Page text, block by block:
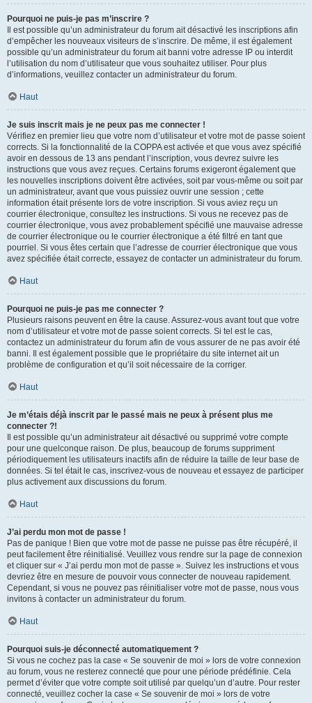
Pourquoi ne puis-je pas m’inscrire ?
Il est possible qu’un administrateur du forum ait désactivé les inscriptions afin
d’empêcher les nouveaux visiteurs de s’inscrire. De même, il est également
possible qu’un administrateur du forum ait banni votre adresse IP ou interdit
l’utilisation du nom d’utilisateur que vous souhaitez utiliser. Pour plus
d’informations, veuillez contacter un administrateur du forum.
Haut
Je suis inscrit mais je ne peux pas me connecter !
Vérifiez en premier lieu que votre nom d’utilisateur et votre mot de passe soient
corrects. Si la fonctionnalité de la COPPA est activée et que vous avez spécifié
avoir en dessous de 13 ans pendant l’inscription, vous devrez suivre les
instructions que vous avez reçues. Certains forums exigeront également que
les nouvelles inscriptions doivent être activées, soit par vous-même ou soit par
un administrateur, avant que vous puissiez ouvrir une session ; cette
information était présente lors de votre inscription. Si vous aviez reçu un
courrier électronique, consultez les instructions. Si vous ne recevez pas de
courrier électronique, vous avez probablement spécifié une mauvaise adresse
de courrier électronique ou le courrier électronique a été filtré en tant que
pourriel. Si vous êtes certain que l’adresse de courrier électronique que vous
avez spécifiée était correcte, essayez de contacter un administrateur du forum.
Haut
Pourquoi ne puis-je pas me connecter ?
Plusieurs raisons peuvent en être la cause. Assurez-vous avant tout que votre
nom d’utilisateur et votre mot de passe soient corrects. Si tel est le cas,
contactez un administrateur du forum afin de vous assurer de ne pas avoir été
banni. Il est également possible que le propriétaire du site internet ait un
problème de configuration et qu’il soit nécessaire de la corriger.
Haut
Je m’étais déjà inscrit par le passé mais ne peux à présent plus me
connecter ?!
Il est possible qu’un administrateur ait désactivé ou supprimé votre compte
pour une quelconque raison. De plus, beaucoup de forums suppriment
périodiquement les utilisateurs inactifs afin de réduire la taille de leur base de
données. Si tel était le cas, inscrivez-vous de nouveau et essayez de participer
plus activement aux discussions du forum.
Haut
J’ai perdu mon mot de passe !
Pas de panique ! Bien que votre mot de passe ne puisse pas être récupéré, il
peut facilement être réinitialisé. Veuillez vous rendre sur la page de connexion
et cliquer sur « J’ai perdu mon mot de passe ». Suivez les instructions et vous
devriez être en mesure de pouvoir vous connecter de nouveau rapidement.
Cependant, si vous ne pouvez pas réinitialiser votre mot de passe, nous vous
invitons à contacter un administrateur du forum.
Haut
Pourquoi suis-je déconnecté automatiquement ?
Si vous ne cochez pas la case « Se souvenir de moi » lors de votre connexion
au forum, vous ne resterez connecté que pour une période prédéfinie. Cela
permet d’éviter que votre compte soit utilisé par quelqu’un d’autre. Pour rester
connecté, veuillez cocher la case « Se souvenir de moi » lors de votre